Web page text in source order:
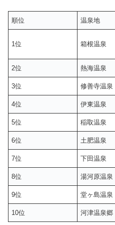
順位 温泉地
1位 箱根温泉
2位 熱海温泉
3位 修善寺温泉
4位 伊東温泉
5位 稲取温泉
6位 土肥温泉
7位 下田温泉
8位 湯河原温泉
9位 堂ヶ島温泉
10位 河津温泉郷